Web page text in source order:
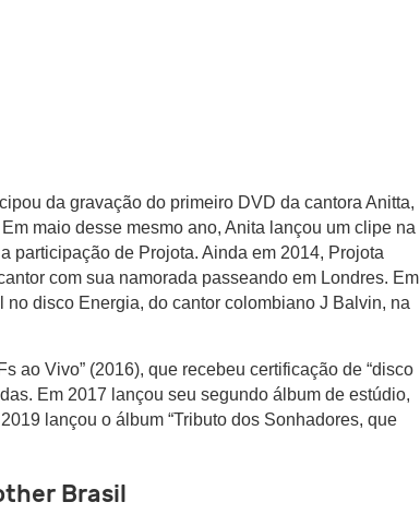
da gravação do primeiro DVD da cantora Anitta,
Em maio desse mesmo ano, Anita lançou um clipe na
participação de Projota. Ainda em 2014, Projota
com sua namorada passeando em Londres. Em
disco Energia, do cantor colombiano J Balvin, na
ao Vivo” (2016), que recebeu certificação de “disco
Em 2017 lançou seu segundo álbum de estúdio,
lançou o álbum “Tributo dos Sonhadores, que
Brasil